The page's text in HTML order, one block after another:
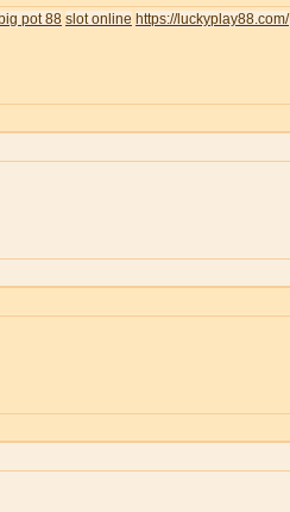
big pot 88 slot online https://luckyplay88.com/